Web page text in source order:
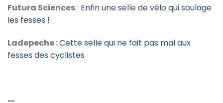
Futura Sciences : Enfin une selle de vélo qui soulage
les fesses !
Ladepeche :Cette selle qui ne fait pas mal aux
fesses des cyclistes
—